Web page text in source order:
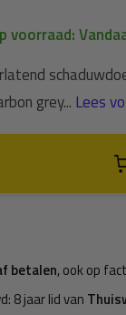
voorraad:
grey... Lees
betalen, ook op
8 jaar lid van